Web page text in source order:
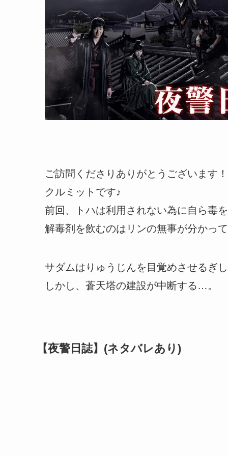
ご訪問くださりありがとうございます！
クルミットです♪
前回、トハは利用されない為に自ら毒
解毒剤を飲むのはリンの無事が分かっ
サダムはりゅうじんを目覚めさせるぎ
しかし、蒼天塔の建設が中断する…。
【夜警日誌】(ネタバレあり)